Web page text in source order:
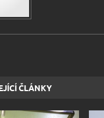
ČLÁNKY